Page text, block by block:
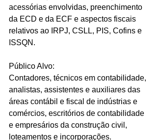
acessórias envolvidas, preenchimento
da ECD e da ECF e aspectos fiscais
relativos ao IRPJ, CSLL, PIS, Cofins e
ISSQN.
Público Alvo:
Contadores, técnicos em contabilidade,
analistas, assistentes e auxiliares das
áreas contábil e fiscal de indústrias e
comércios, escritórios de contabilidade
e empresários da construção civil,
loteamentos e incorporações.